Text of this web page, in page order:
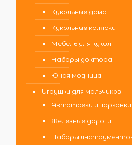
Кукольные дома
Кукольные коляски
Мебель для кукол
Наборы доктора
Юная модница
Игрушки для мальчиков
Автотреки и парковки
Железные дороги
Наборы